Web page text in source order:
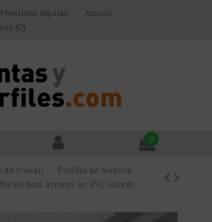
Mentions légales
Accueil
(0)
0
de travail
Profilés de bordure
de bord arrondi en PVC colorés